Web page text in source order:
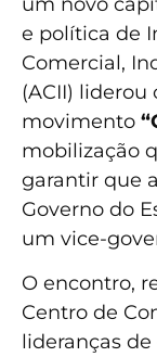
e política de
Comercial,
(ACII)
movimento
mobilização
garantir que
Governo do
um vice-
O encontro,
Centro de
lideranças